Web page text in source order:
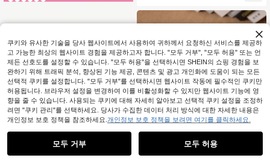
8,958원 절약
쿠키와 유사한 기술을 당사 웹사이트에서 사용하여 귀하께서 요청하신 서비스를 제공하
고 가능한 최상의 웹사이트 경험을 제공하고자 합니다. "모두 거부", "모두 허용" 또는 언
제든 선호도를 설정할 수 있습니다. "모두 허용"을 선택하시면 SHEIN의 쇼핑 경험을 보
완하기 위해 트래픽 분석, 향상된 기능 제공, 콘텐츠 및 광고 개인화에 도움이 되는 모든
선택적 쿠키를 설정합니다. "모두 거부"를 선택하시면 웹사이트 작동에 필수적인 쿠키만
허용됩니다. 브라우저 설정을 변경하여 이를 비활성화할 수 있지만 웹사이트 기능에 영
향을 줄 수 있습니다. 사용되는 쿠키에 대해 자세히 알아보고 선택적 쿠키 설정을 조정하
려면 "쿠키 관리"를 선택하세요. 당사가 수집한 데이터 처리 방식에 대한 자세한 내용은
개인정보 보호 정책을 참조하세요. 개인정보 보호 정책을 보려면 여기를 클릭하세요.
모두 거부 모두 허용